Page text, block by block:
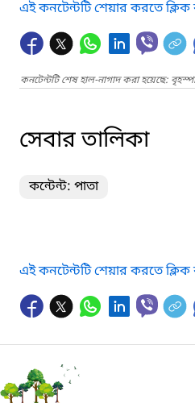
এই কনটেন্টটি শেয়ার করতে
কনটেন্টটি শেষ হাল-নাগাদ করা হয়েছে:
সেবার তালিকা
কন্টেন্ট: পাতা
এই কনটেন্টটি শেয়ার করতে